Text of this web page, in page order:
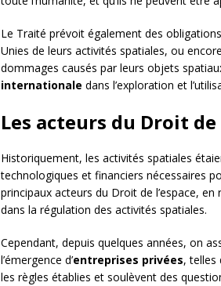
Le Traité prévoit également des
Unies de leurs activités spatiales, ou
dommages causés par leurs objets
internationale dans l’exploration et
Les acteurs du Droit
Historiquement, les activités spatiales
technologiques et financiers nécessaires
principaux acteurs du Droit de l’espace,
dans la régulation des activités spatiales.
Cependant, depuis quelques années, on
l’émergence d’entreprises privées, telles
les règles établies et soulèvent des